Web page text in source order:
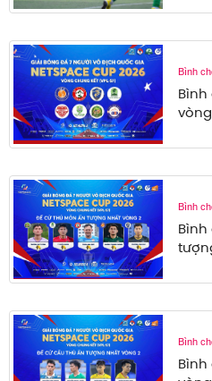
Bình
Bình
Bình